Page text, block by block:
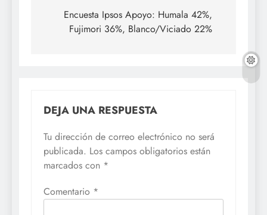
entradas
Encuesta Ipsos Apoyo: Humala 42%,
Fujimori 36%, Blanco/Viciado 22%
DEJA UNA RESPUESTA
Tu dirección de correo electrónico no será
publicada. Los campos obligatorios están
marcados con *
Comentario *